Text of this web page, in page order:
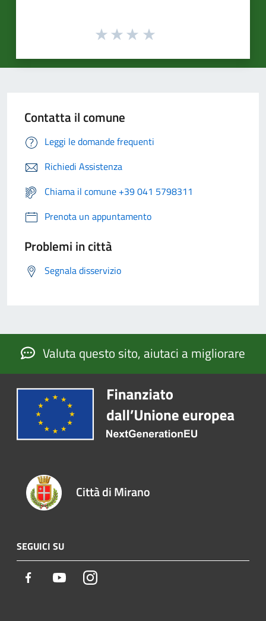
Contatta il comune
Leggi le domande frequenti
Richiedi Assistenza
Chiama il comune +39 041 5798311
Prenota un appuntamento
Problemi in città
Segnala disservizio
Valuta questo sito, aiutaci a migliorare
Città di Mirano
SEGUICI SU
Facebook YoutubeInstagram